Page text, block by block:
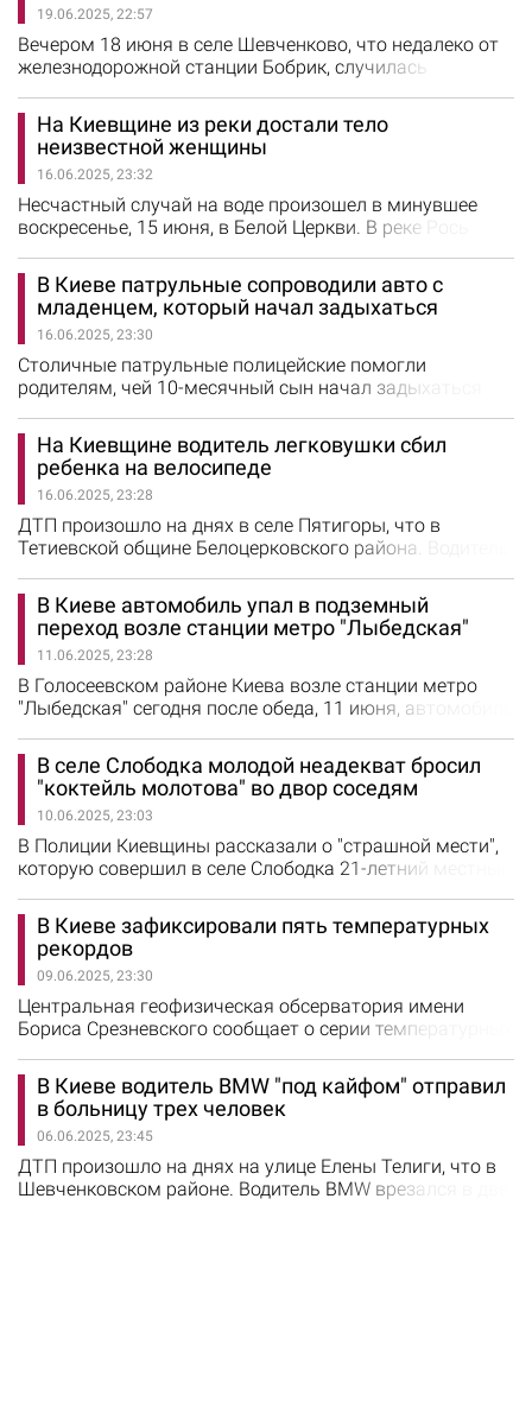
на обочину, где наехал на 10-летнюю девочку. От
полученных травм ребенок скончался…
19.06.2025, 22:57
Вечером 18 июня в селе Шевченково, что недалеко от
железнодорожной станции Бобрик, случилась
поезда, когда пытался пересечь пути в
неустановленном для этого месте. Несмотря на
экстренное торможение и звуковые сигналы,
машинист не успел избежать столкновения.
Пострадавший получил травмы, несовместимые с
жизнью, и погиб на месте.…
На Киевщине из реки достали тело
неизвестной женщины
16.06.2025, 23:32
Несчастный случай на воде произошел в минувшее
воскресенье, 15 июня, в Белой Церкви. В реке Рось
Главном управлении ГСЧС в Киевской области. На
место происшествия прибыли спасатели. С помощью
лодки и багра они достали утопленницу из воды.
Сейчас продолжается судебно-медицинская
экспертиза, которая установит окончательную
причину…
В Киеве патрульные сопроводили авто с
младенцем, который начал задыхаться
16.06.2025, 23:30
Столичные патрульные полицейские помогли
родителям, чей 10-месячный сын начал задыхаться
обеспокоенный состоянием ребенка, остановился и
обратился к правоохранителям за помощью, опасаясь,
что не успеет самостоятельно добраться до больницы
вовремя. Об этом рассказали в патрульной полиции
Киева. "Во время ночного патрулирования…
На Киевщине водитель легковушки сбил
ребенка на велосипеде
16.06.2025, 23:28
ДТП произошло на днях в селе Пятигоры, что в
Тетиевской общине Белоцерковского района. Водитель
этом сообщили в полиции Киевской области. По
предварительным данным, 46-летний водитель
легковушки двигался по главной дороге. В это время
со второстепенной дороги выехал 10-летний
велосипедист. В результате этого произошло…
В Киеве автомобиль упал в подземный
переход возле станции метро "Лыбедская"
11.06.2025, 23:28
В Голосеевском районе Киева возле станции метро
"Лыбедская" сегодня после обеда, 11 июня, автомобиль
что прохожие помогли вытащить из машины водителя.
Он жив, медики и правоохранители находятся на месте
происшествия.
В селе Слободка молодой неадекват бросил
"коктейль молотова" во двор соседям
10.06.2025, 23:03
В Полиции Киевщины рассказали о "страшной мести",
которую совершил в селе Слободка 21-летний местный
зажженную бутылку с легковоспламеняющимся
веществом. Полицейские предварительно установили,
что между двумя молодыми людьми возник конфликт.
Чтобы отомстить, 21-летний молодой человек взял
бутылку с легковоспламеняющимся…
В Киеве зафиксировали пять температурных
рекордов
09.06.2025, 23:30
Центральная геофизическая обсерватория имени
Бориса Срезневского сообщает о серии температурных
объединенной гидрометеорологической станции, эти
дни стали самыми жаркими в истории наблюдений для
соответствующих дат. 6 июня среднесуточная
температура воздуха достигла 24,9°С, что на 0,2°С
превышает рекорд 1956 года и на…
В Киеве водитель BMW "под кайфом" отправил
в больницу трех человек
06.06.2025, 23:45
ДТП произошло на днях на улице Елены Телиги, что в
Шевченковском районе. Водитель BMW врезался в две